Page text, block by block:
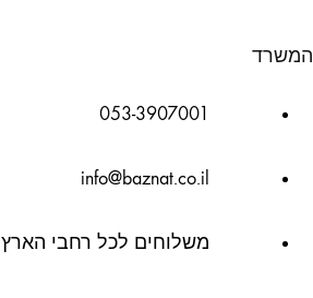
המשרד
053-3907001
info@baznat.co.il
משלוחים לכל רחבי הארץ